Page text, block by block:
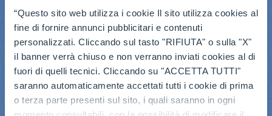
“Questo sito web utilizza i cookie Il sito utilizza cookies al
fine di fornire annunci pubblicitari e contenuti
personalizzati. Cliccando sul tasto "RIFIUTA" o sulla "X"
il banner verrà chiuso e non verranno inviati cookies al di
fuori di quelli tecnici. Cliccando su "ACCETTA TUTTI"
saranno automaticamente accettati tutti i cookie di prima
o terza parte presenti sul sito, i quali saranno in ogni